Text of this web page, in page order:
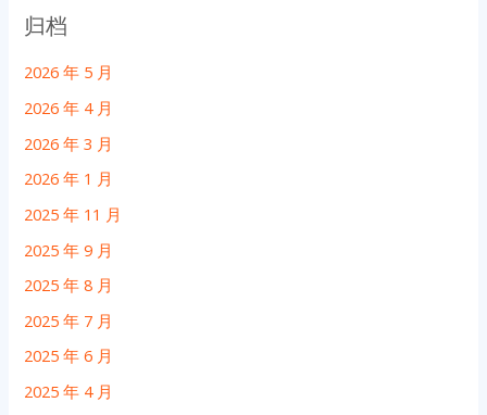
归档
2026 年 5 月
2026 年 4 月
2026 年 3 月
2026 年 1 月
2025 年 11 月
2025 年 9 月
2025 年 8 月
2025 年 7 月
2025 年 6 月
2025 年 4 月